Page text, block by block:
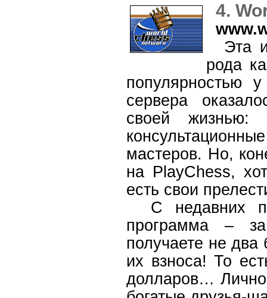
4.
Эта
рода
популярностью
сервера
своей жизнью:
мастеров. Но,
на PlayChess,
есть свои
С недавних
программа –
получаете не
их взноса! То
долларов… Лично